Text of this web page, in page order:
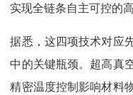
实现全链条自主可控的
据悉，这四项技术对应
中的关键瓶颈。超高真
精密温度控制影响材料